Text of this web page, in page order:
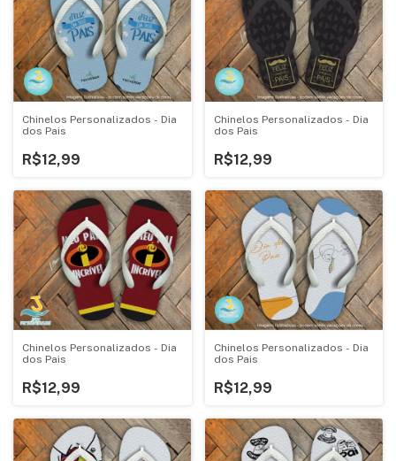
Chinelos Personalizados - Dia
dos Pais
R$12,99
Chinelos Personalizados - Dia
dos Pais
R$12,99
Chinelos Personalizados - Dia
dos Pais
R$12,99
Chinelos Personalizados - Dia
dos Pais
R$12,99